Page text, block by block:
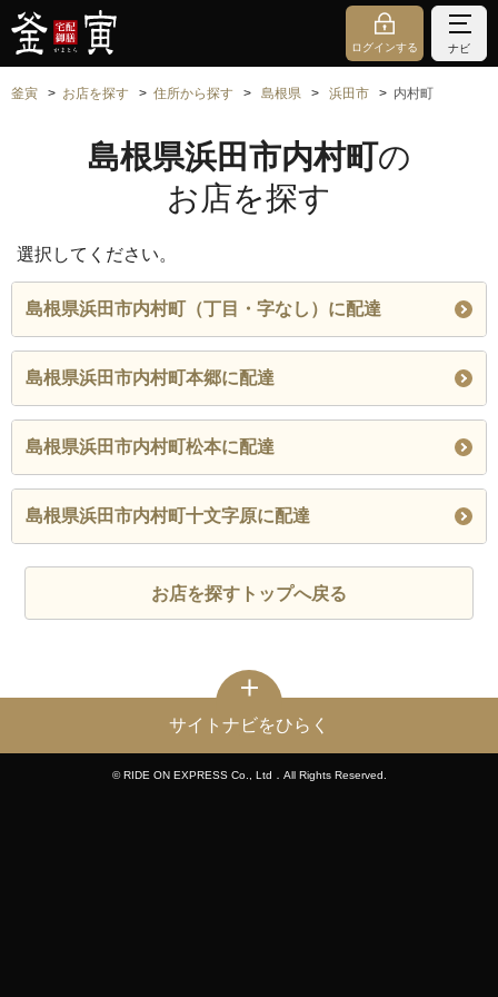
ログインする ナビ
釜寅 お店を探す 住所から探す 島根県 浜田市 内村町
島根県浜田市内村町の
お店を探す
選択してください。
島根県浜田市内村町（丁目・字なし）に配達
島根県浜田市内村町本郷に配達
島根県浜田市内村町松本に配達
島根県浜田市内村町十文字原に配達
お店を探すトップへ戻る
サイトナビをひらく
© RIDE ON EXPRESS Co., Ltd．All Rights Reserved.